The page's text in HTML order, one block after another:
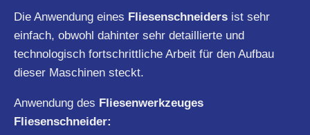
Die Anwendung eines Fliesenschneiders ist sehr
einfach, obwohl dahinter sehr detaillierte und
technologisch fortschrittliche Arbeit für den Aufbau
dieser Maschinen steckt.
Anwendung des Fliesenwerkzeuges
Fliesenschneider: